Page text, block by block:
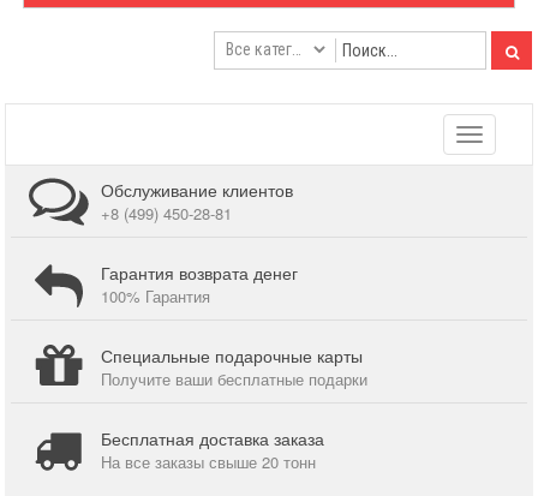
Toggle
Обслуживание клиентов
+8 (499) 450-28-81
Гарантия возврата денег
100% Гарантия
Специальные подарочные карты
Получите ваши бесплатные подарки
Бесплатная доставка заказа
На все заказы свыше 20 тонн